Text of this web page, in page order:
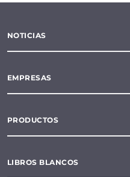
NOTICIAS
EMPRESAS
PRODUCTOS
LIBROS BLANCOS